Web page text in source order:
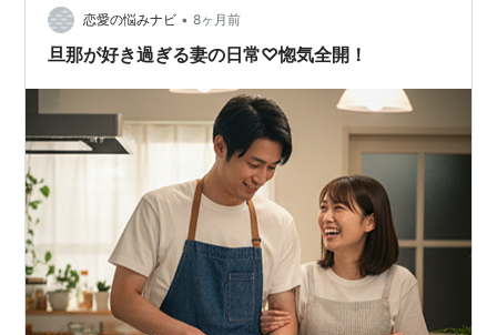
恋愛の悩みナビ • 8ヶ月前
旦那が好き過ぎる妻の日常♡惚気全開！